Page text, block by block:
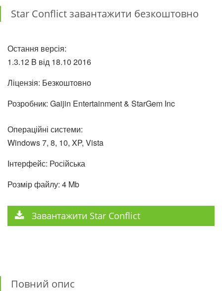
Star Conflict завантажити безкоштовно
Остання версія:
1.3.12 B від 18.10 2016
Ліцензія: Безкоштовно
Розробник: Gaijin Entertainment & StarGem Inc
Операційні системи:
Windows 7, 8, 10, XP, Vista
Інтерфейс: Російська
Розмір файлу: 4 Mb
Завантажити Star Conflict
Повний опис